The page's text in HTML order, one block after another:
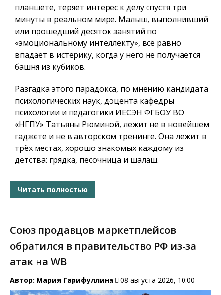
планшете, теряет интерес к делу спустя три
минуты в реальном мире. Малыш, выполнивший
или прошедший десяток занятий по
«эмоциональному интеллекту», всё равно
впадает в истерику, когда у него не получается
башня из кубиков.
Разгадка этого парадокса, по мнению кандидата
психологических наук, доцента кафедры
психологии и педагогики ИЕСЭН ФГБОУ ВО
«НГПУ» Татьяны Рюминой, лежит не в новейшем
гаджете и не в авторском тренинге. Она лежит в
трёх местах, хорошо знакомых каждому из
детства: грядка, песочница и шалаш.
Читать полностью
Союз продавцов маркетплейсов
обратился в правительство РФ из-за
атак на WB
Автор: Мария Гарифуллина 08 августа 2026, 10:00